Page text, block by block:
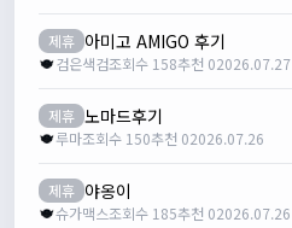
제휴 아미고 AMIGO 후기
검은색검조회수 158추천 02026.07.27
제휴 노마드후기
루마조회수 150추천 02026.07.26
제휴 야옹이
슈가맥스조회수 185추천 02026.07.26